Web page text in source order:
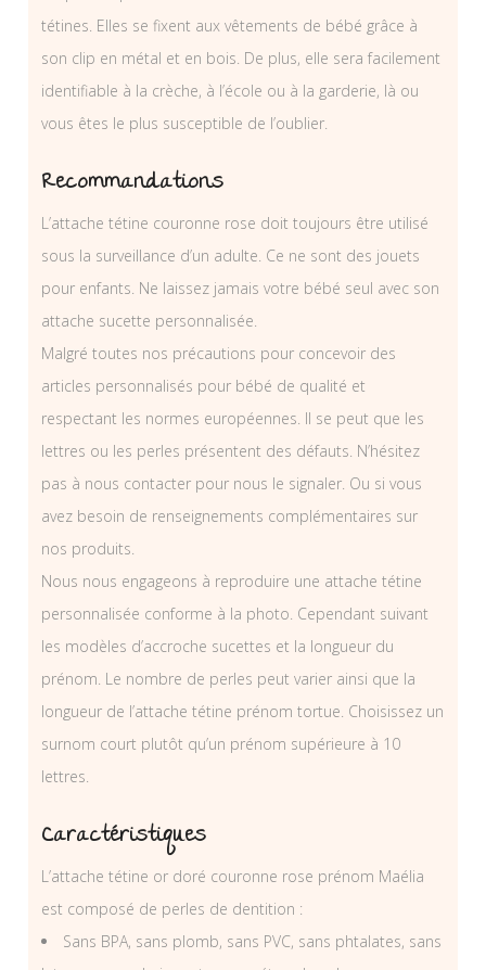
tétines. Elles se fixent aux vêtements de bébé grâce à
son clip en métal et en bois. De plus, elle sera facilement
identifiable à la crèche, à l’école ou à la garderie, là ou
vous êtes le plus susceptible de l’oublier.
Recommandations
L’attache tétine couronne rose doit toujours être utilisé
sous la surveillance d’un adulte. Ce ne sont des jouets
pour enfants. Ne laissez jamais votre bébé seul avec son
attache sucette personnalisée.
Malgré toutes nos précautions pour concevoir des
articles personnalisés pour bébé de qualité et
respectant les normes européennes. Il se peut que les
lettres ou les perles présentent des défauts. N’hésitez
pas à nous contacter pour nous le signaler. Ou si vous
avez besoin de renseignements complémentaires sur
nos produits.
Nous nous engageons à reproduire une attache tétine
personnalisée conforme à la photo. Cependant suivant
les modèles d’accroche sucettes et la longueur du
prénom. Le nombre de perles peut varier ainsi que la
longueur de l’attache tétine prénom tortue. Choisissez un
surnom court plutôt qu’un prénom supérieure à 10
lettres.
Caractéristiques
L’attache tétine or doré couronne rose prénom Maélia
est composé de perles de dentition :
Sans BPA, sans plomb, sans PVC, sans phtalates, sans